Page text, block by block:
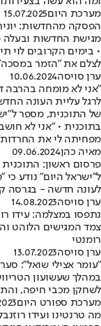
מערכת היום15.07.2025
הפסקה מהחדשות: יונית
מגישת החדשות ובעלה
• בימים הקרובים לוי
לצלם את "הזמר
ערן סויסה10.06.2024
"אני לא מומחה בהרבה
לרגל עליית העונה
של התוכנית, מספר
בתוכנית • "אני לא
מפחיתה לי את
מאיה כהן09.06.2024
פרסום ראשון:
ל"ישראל היום" נודע
לעונה חדשה - בגרסה
ערן סויסה14.08.2023
נתפסו במצלמה: עידו
צמד המגישים הלוהט
רומנטי
ערן סויסה13.07.2023
"עומר אצילי שואל":
לשחקן מכבי חיפה,
מערכת ספורט היום
מה טרנטינו ועידו